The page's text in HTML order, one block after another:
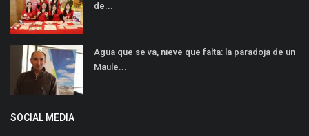
de...
Agua que se va, nieve que falta: la paradoja de un
Maule...
SOCIAL MEDIA